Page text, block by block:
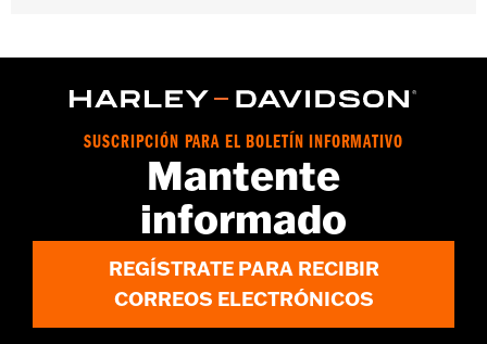
del kit de interruptor N/P 71505-96.
Installation Instructions
vinRequerido:false
1 year limited warranty – Go towww.h-
for full details
SUSCRIPCIÓN PARA EL BOLETÍN INFORMATIVO
Mantente
informado
REGÍSTRATE PARA RECIBIR
CORREOS ELECTRÓNICOS